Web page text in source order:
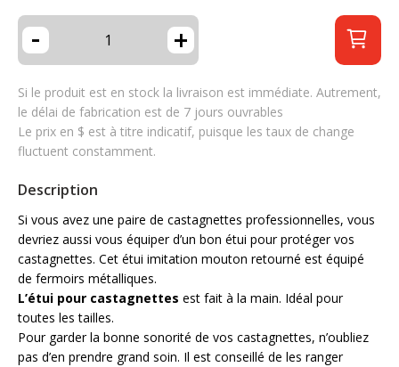
- +
Si le produit est en stock la livraison est immédiate. Autrement,
le délai de fabrication est de 7 jours ouvrables
Le prix en $ est à titre indicatif, puisque les taux de change
fluctuent constamment.
Description
Si vous avez une paire de castagnettes professionnelles, vous
devriez aussi vous équiper d’un bon étui pour protéger vos
castagnettes. Cet étui imitation mouton retourné est équipé
de fermoirs métalliques.
L’étui pour castagnettes est fait à la main. Idéal pour
toutes les tailles.
Pour garder la bonne sonorité de vos castagnettes, n’oubliez
pas d’en prendre grand soin. Il est conseillé de les ranger